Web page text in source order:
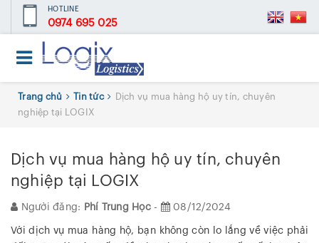
HOTLINE
0974 695 025
Trang chủ Tin tức
Dịch vụ mua hàng hộ uy tín, chuyên
nghiệp tại LOGIX
Dịch vụ mua hàng hộ uy tín, chuyên
nghiệp tại LOGIX
Người đăng: Phí Trung Học- 08/12/2024
Với dịch vụ mua hàng hộ, bạn không còn lo lắng về việc phải